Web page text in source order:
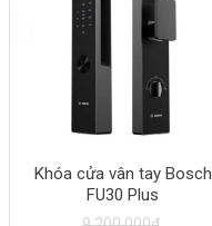
Khóa cửa vân tay Bosch
FU30 Plus